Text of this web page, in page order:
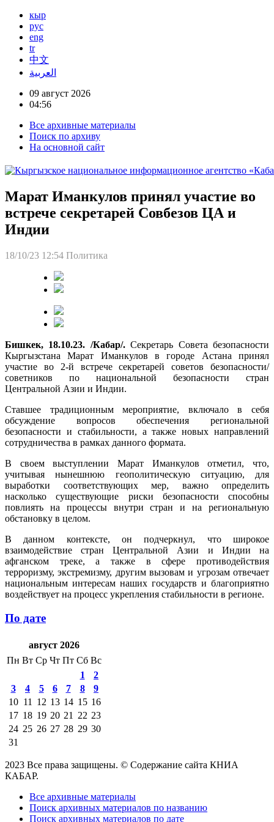
кыр
рус
eng
tr
中文
العربية
09 август 2026
04:56
Все архивные материалы
Поиск по архиву
На основной сайт
Марат Иманкулов принял участие во
встрече секретарей Совбезов ЦА и
Индии
18/10/23 12:54 Политика
Бишкек, 18.10.23. /Кабар/.Секретарь Совета безопасности
Кыргызстана Марат Иманкулов в городе Астана принял
участие во 2-й встрече секретарей советов безопасности/
советников по национальной безопасности стран
Центральной Азии и Индии.
Ставшее традиционным мероприятие, включало в себя
обсуждение вопросов обеспечения региональной
безопасности и стабильности, а также новых направлений
сотрудничества в рамках данного формата.
В своем выступлении Марат Иманкулов отметил, что,
учитывая нынешнюю геополитическую ситуацию, для
выработки соответствующих мер, важно определить
насколько существующие риски безопасности способны
повлиять на процессы внутри стран и на региональную
обстановку в целом.
В данном контексте, он подчеркнул, что широкое
взаимодействие стран Центральной Азии и Индии на
афганском треке, а также в сфере противодействия
терроризму, экстремизму, другим вызовам и угрозам отвечает
национальным интересам наших государств и благоприятно
воздействует на процесс укрепления стабильности в регионе.
По дате
август 2026
Пн Вт Ср Чт Пт Сб Вс
1
2
3
4 5 6 7 8
9
10 11 12 13 14 15 16
17 18 19 20 21 22 23
24 25 26 27 28 29 30
31
2023 Все права защищены. © Содержание сайта КНИА
КАБАР.
Все архивные материалы
Поиск архивных материалов по названию
Поиск архивных материалов по дате